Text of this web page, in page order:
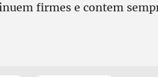
firmes e contem